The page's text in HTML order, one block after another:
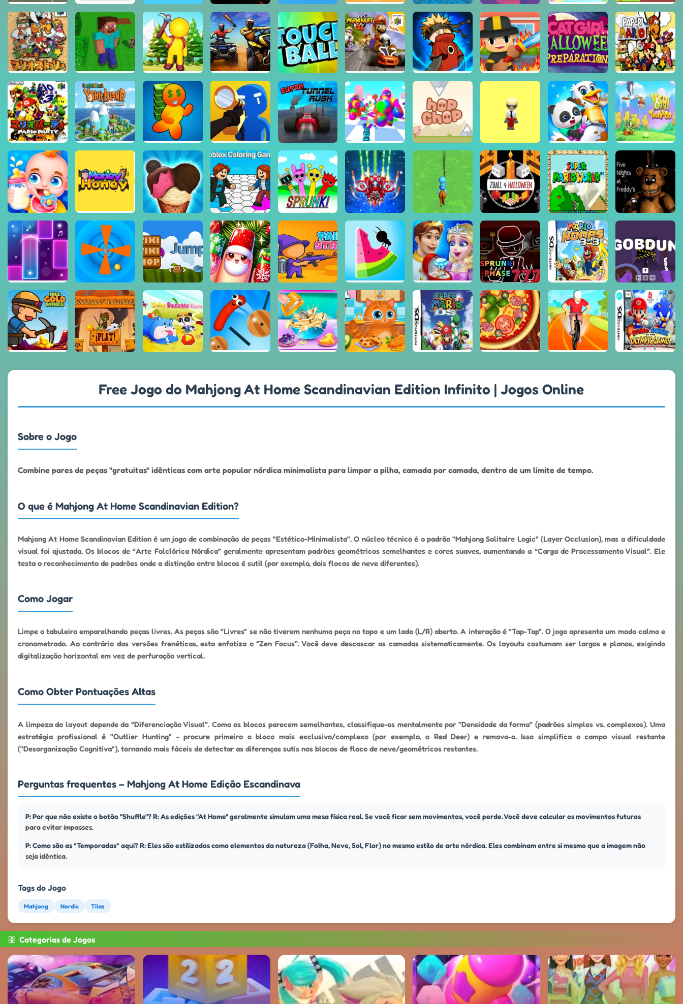
Free Jogo do Mahjong At Home Scandinavian Edition Infinito | Jogos Online
Sobre o Jogo
Combine pares de peças "gratuitas" idênticas com arte popular nórdica minimalista para limpar a pilha, camada por camada, dentro de um limite de tempo.
O que é Mahjong At Home Scandinavian Edition?
Mahjong At Home Scandinavian Edition é um jogo de combinação de peças "Estético-Minimalista". O núcleo técnico é o padrão "Mahjong Solitaire Logic" (Layer Occlusion), mas a dificuldade
visual foi ajustada. Os blocos de “Arte Folclórica Nórdica” geralmente apresentam padrões geométricos semelhantes e cores suaves, aumentando a “Carga de Processamento Visual”. Ele
testa o reconhecimento de padrões onde a distinção entre blocos é sutil (por exemplo, dois flocos de neve diferentes).
Como Jogar
Limpe o tabuleiro emparelhando peças livres. As peças são "Livres" se não tiverem nenhuma peça no topo e um lado (L/R) aberto. A interação é "Tap-Tap". O jogo apresenta um modo calmo e
cronometrado. Ao contrário das versões frenéticas, esta enfatiza o “Zen Focus”. Você deve descascar as camadas sistematicamente. Os layouts costumam ser largos e planos, exigindo
digitalização horizontal em vez de perfuração vertical.
Como Obter Pontuações Altas
A limpeza do layout depende da “Diferenciação Visual”. Como os blocos parecem semelhantes, classifique-os mentalmente por "Densidade da forma" (padrões simples vs. complexos). Uma
estratégia profissional é "Outlier Hunting" - procure primeiro o bloco mais exclusivo/complexo (por exemplo, o Red Deer) e remova-o. Isso simplifica o campo visual restante
("Desorganização Cognitiva"), tornando mais fáceis de detectar as diferenças sutis nos blocos de floco de neve/geométricos restantes.
Perguntas frequentes – Mahjong At Home Edição Escandinava
P: Por que não existe o botão "Shuffle"? R: As edições "At Home" geralmente simulam uma mesa física real. Se você ficar sem movimentos, você perde. Você deve calcular os movimentos futuros
para evitar impasses.
P: Como são as “Temporadas” aqui? R: Eles são estilizados como elementos da natureza (Folha, Neve, Sol, Flor) no mesmo estilo de arte nórdica. Eles combinam entre si mesmo que a imagem não
seja idêntica.
Tags do Jogo
Mahjong Nordic Tiles
Categorias de Jogos